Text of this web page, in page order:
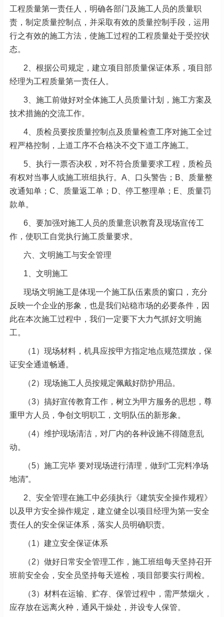
工程质量第一责任人，明确各部门及施工人员的质量职
责，制定质量控制点，并采取有效的质量控制手段，运用
行之有效的施工方法，使施工过程的工程质量处于受控状
态。
2、根据公司规定，建立项目部质量保证体系，项目部
经理为工程质量第一责任人。
3、施工前做好对全体施工人员质量计划，施工方案及
技术措施的交流工作。
4、质检员要按质量控制点及质量检查工序对施工全过
程严格控制，上道工序不合格决不交下道工序施工。
5、执行一票否决权，对不符合质量要求工程，质检员
有权对当事人或施工班组执行。A、口头警告；B、质量整
改通知单；C、质量返工单；D、停工整理单；E、质量罚
款单。
6、要加强对施工人员的质量意识教育及现场宣传工
作，使职工自觉执行施工质量要求。
六、文明施工与安全管理
1、文明施工
现场文明施工是体现一个施工队伍素质的窗口，充分
反映一个企业的形象，也是我们站稳市场的必要条件，因
此在本次施工过程中，我们一定要下大力气抓好文明施
工。
（1）现场材料，机具应按甲方指定地点规范摆放，保
证安全通道畅通。
（2）现场施工人员按规定佩戴好防护用品。
（3）搞好宣传教育工作，树立为甲方服务的思想，尊
重甲方人员，争创文明职工，文明队伍的新形象。
（4）维护现场清洁，对厂内的各种设施不得随意乱
动。
（5）施工完毕 要对现场进行清理，做到“工完料净场
地清”。
2、安全管理在施工中必须执行《建筑安全操作规程》
以及甲方安全操作规定，建立健全以项目经理为第一安全
责任人的安全保证体系，落实人员明确职责。
（1）建立安全保证体系
（2）做好日常安全管理工作，施工班组每天坚持召开
班前安全会，安全员坚持每天巡检，项目部要实行周检。
（3）材料在运输、贮存、保管过程中，需严禁烟火，
应存放在远离火种，通风干燥处，并设专人保管。